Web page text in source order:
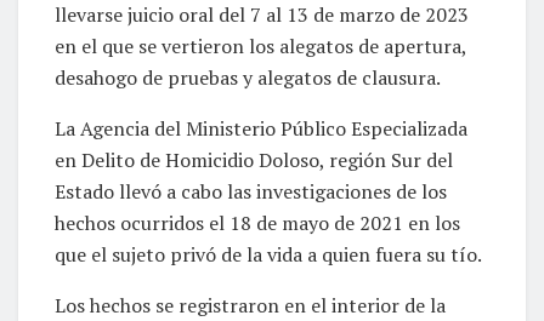
llevarse juicio oral del 7 al 13 de marzo de 2023
en el que se vertieron los alegatos de apertura,
desahogo de pruebas y alegatos de clausura.
La Agencia del Ministerio Público Especializada
en Delito de Homicidio Doloso, región Sur del
Estado llevó a cabo las investigaciones de los
hechos ocurridos el 18 de mayo de 2021 en los
que el sujeto privó de la vida a quien fuera su tío.
Los hechos se registraron en el interior de la